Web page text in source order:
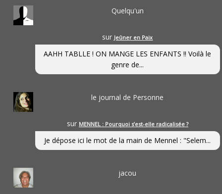
Quelqu'un
sur Jeûner en Paix
AAHH TABLLE ! ON MANGE LES ENFANTS !! Voilà le
genre de...
le journal de Personne
sur MENNEL : Pourquoi s’est-elle radicalisée ?
Je dépose ici le mot de la main de Mennel : "Selem...
jacou